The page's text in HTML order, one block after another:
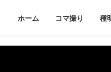
ホーム コマ撮り 種